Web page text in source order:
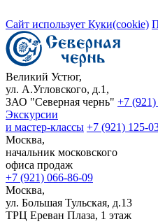
Сайт использует Куки(cookie)
Великий Устюг,
ул. А.Угловского, д.1,
ЗАО "Северная чернь" +7
Экскурсии
и мастер-классы +7 (921) 125-
Москва,
начальник московского
офиса продаж
+7 (921) 066-86-09
Москва,
ул. Большая Тульская, д.13
ТРЦ Ереван Плаза, 1 этаж